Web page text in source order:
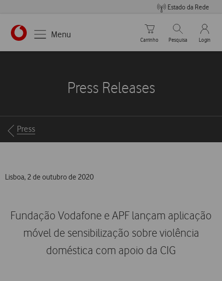
Estado da Rede
https://www.vodafone.pt
Menu
Carrinho de compras
Carrinho
Pesquisar
Pesquisa
My
Login
Press Releases
Breadcrumbs
Press
Lisboa, 2 de outubro de 2020
Fundação Vodafone e APF lançam aplicação
móvel de sensibilização sobre violência
doméstica com apoio da CIG